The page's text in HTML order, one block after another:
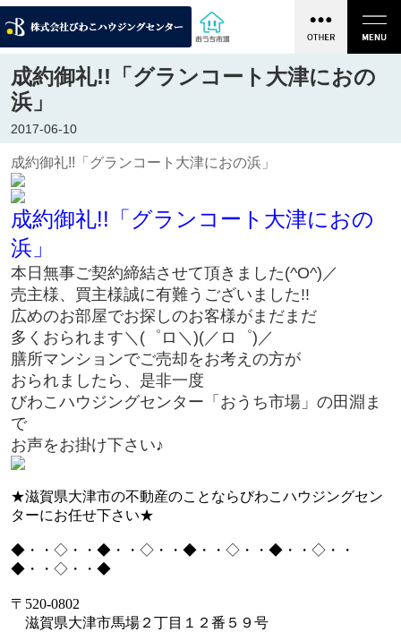
成約御礼!!「グランコート大津におの
浜」
2017-06-10
成約御礼!!「グランコート大津におの浜」
成約御礼!!「グランコート大津におの
浜」
本日無事ご契約締結させて頂きました(^O^)／
売主様、買主様誠に有難うございました!!
広めのお部屋でお探しのお客様がまだまだ
多くおられます＼(゜ロ＼)(／ロ゜)／
膳所マンションでご売却をお考えの方が
おられましたら、是非一度
びわこハウジングセンター「おうち市場」の田淵ま
で
お声をお掛け下さい♪
★滋賀県大津市の不動産のことならびわこハウジングセン
ターにお任せ下さい★
◆・・◇・・◆・・◇・・◆・・◇・・◆・・◇・・
◆・・◇・・◆
〒 520-0802
滋賀県大津市馬場２丁目１２番５９号